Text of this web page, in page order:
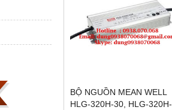
BỘ NGUỒN MEAN WELL
HLG-320H-30, HLG-320H-